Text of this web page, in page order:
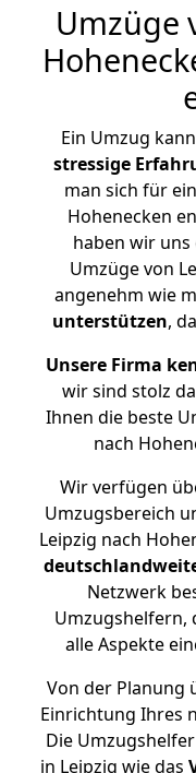
Umzüge
Ein Umzug
stressige
man sich für
Hohenecken
haben wir
Umzüge von
angenehm wie
unterstützen,
Unsere Firma
wir sind stolz
Ihnen die beste
nach
Wir verfügen
Umzugsbereich
Leipzig nach
Netzwerk
Umzugshelfern,
alle Aspekte
Von der Planung
Einrichtung Ihres
Die
in Leipzig wie das